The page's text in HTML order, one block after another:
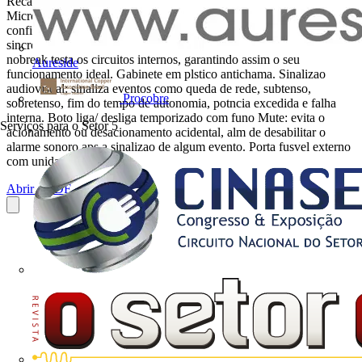
Aureside
Procobre
Serviços para o Setor 5
Microprocessado: integra diversas funes perifricas, aumentando a
confiabilidade e o desempenho do circuito eletrnico. Inversor
sincronizado com a rede (sistema PLL). Autoteste: ao ser ligado, o
nobreak testa os circuitos internos, garantindo assim o seu
funcionamento ideal. Gabinete em plstico antichama. Sinalizao
audiovisual: sinaliza eventos como queda de rede, subtenso,
sobretenso, fim do tempo de autonomia, potncia excedida e falha
interna. Boto liga/ desliga temporizado com funo Mute: evita o
acionamento ou desacionamento acidental, alm de desabilitar o
alarme sonoro aps a sinalizao de algum evento. Porta fusvel externo
com unidade...
Abrir o PDF